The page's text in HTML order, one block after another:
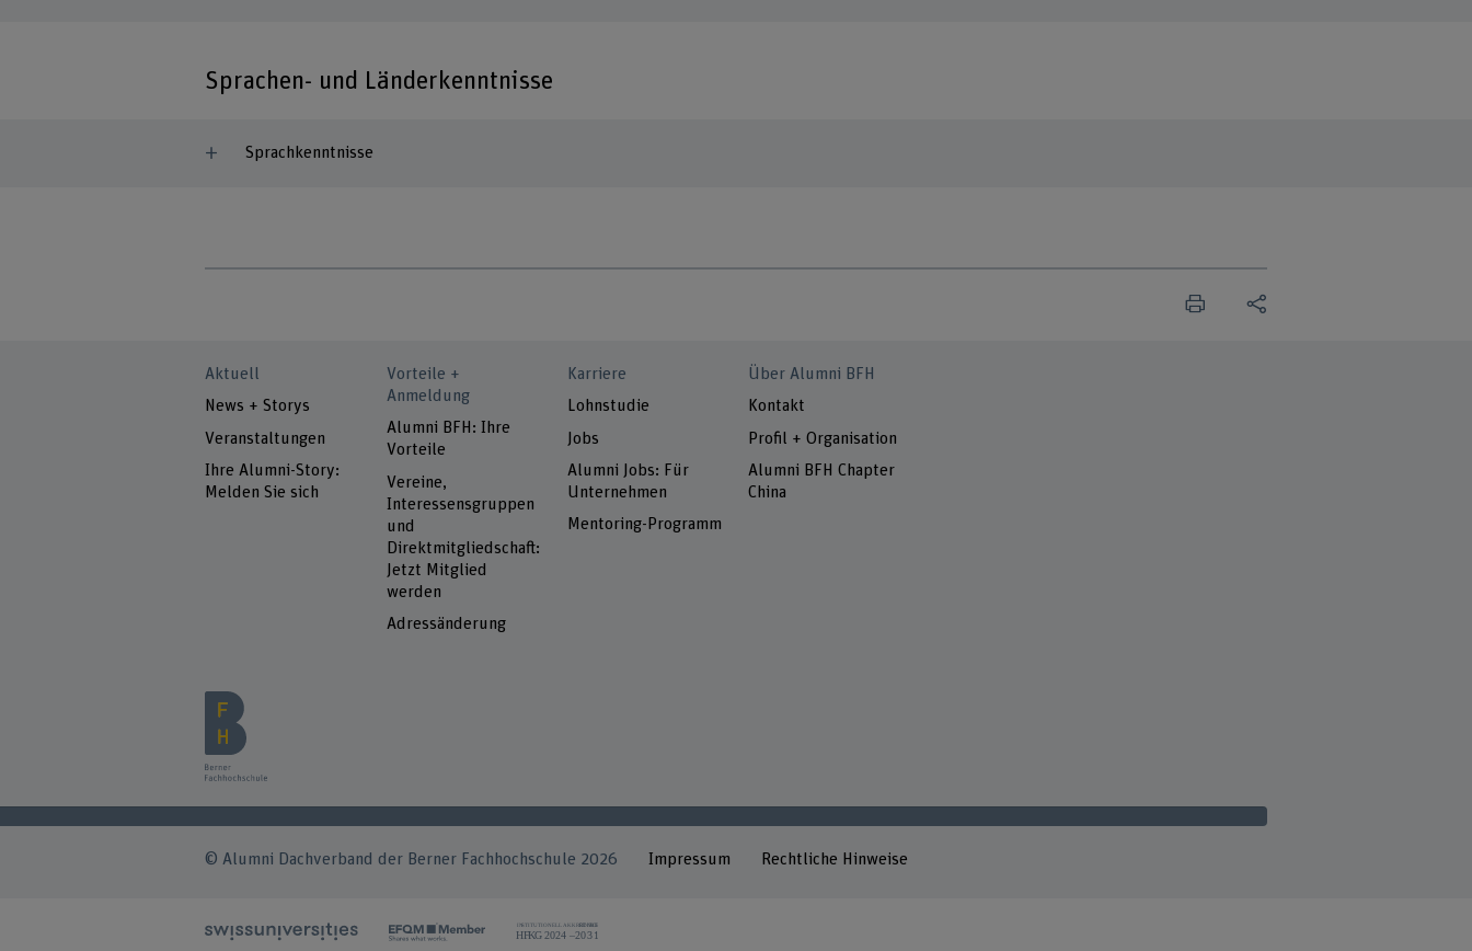
Sprachen- und Länderkenntnisse
Sprachkenntnisse
Aktuell
News + Storys
Veranstaltungen
Ihre Alumni-Story:
Melden Sie sich
Vorteile +
Anmeldung
Alumni BFH: Ihre
Vorteile
Vereine,
Interessensgruppen
und
Direktmitgliedschaft:
Jetzt Mitglied
werden
Adressänderung
Karriere
Lohnstudie
Jobs
Alumni Jobs: Für
Unternehmen
Mentoring-Programm
Über Alumni BFH
Kontakt
Profil + Organisation
Alumni BFH Chapter
China
© Alumni Dachverband der Berner Fachhochschule 2026 Impressum Rechtliche Hinweise